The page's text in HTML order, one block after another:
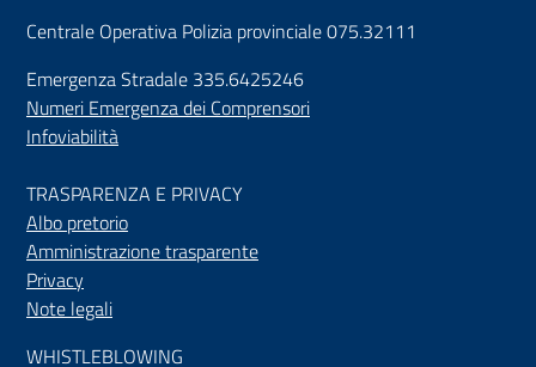
Centrale Operativa Polizia provinciale 075.32111
Emergenza Stradale 335.6425246
Numeri Emergenza dei Comprensori
Infoviabilità
TRASPARENZA E PRIVACY
Albo pretorio
Amministrazione trasparente
Privacy
Note legali
WHISTLEBLOWING